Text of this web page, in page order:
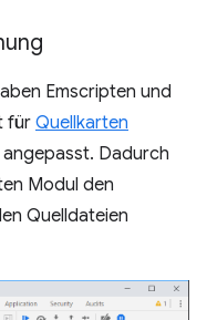
Emscripten und
für Quellkarten
Dadurch
Modul den
Quelldateien